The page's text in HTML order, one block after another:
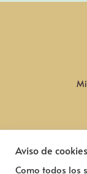
Aviso de cookies
Como todos los